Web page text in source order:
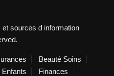
sources d information
Beauté Soins
Enfants Finances